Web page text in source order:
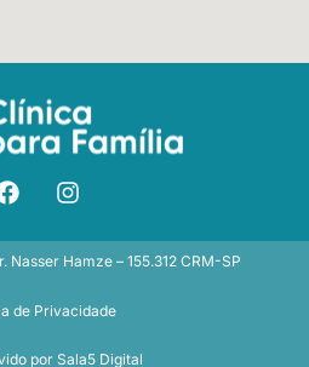
Nasser Hamze – 155.312 CRM-SP
de Privacidade
por Sala5 Digital